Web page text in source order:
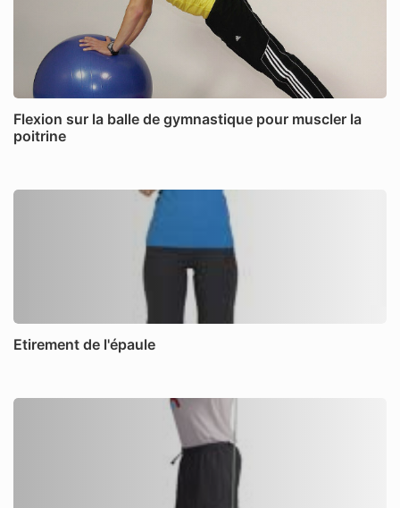
Flexion sur la balle de gymnastique pour muscler la
poitrine
Etirement de l'épaule